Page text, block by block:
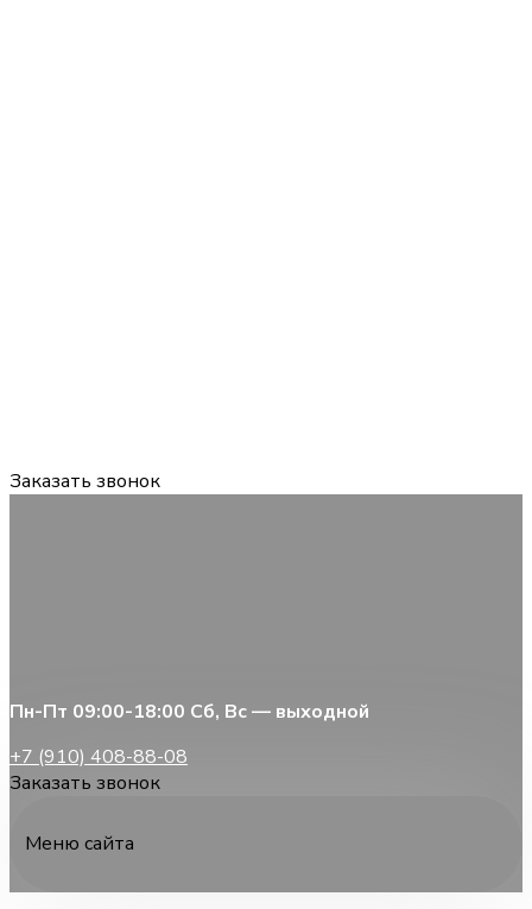
Заказать звонок
Пн-Пт 09:00-18:00 Сб, Вс — выходной
+7 (910) 408-88-08
Заказать звонок
Меню сайта